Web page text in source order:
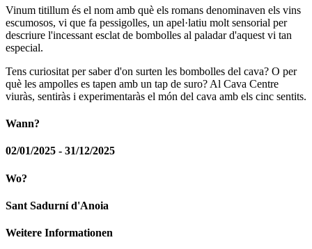
Vinum titillum és el nom amb què els romans denominaven els vins
escumosos, vi que fa pessigolles, un apel·latiu molt sensorial per
descriure l'incessant esclat de bombolles al paladar d'aquest vi tan
especial.
Tens curiositat per saber d'on surten les bombolles del cava? O per
què les ampolles es tapen amb un tap de suro? Al Cava Centre
viuràs, sentiràs i experimentaràs el món del cava amb els cinc sentits.
Wann?
02/01/2025 - 31/12/2025
Wo?
Sant Sadurní d'Anoia
Weitere Informationen